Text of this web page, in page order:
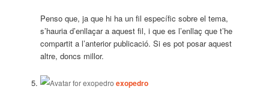
Penso que, ja que hi ha un fil específic sobre el tema,
s’hauria d’enllaçar a aquest fil, i que es l’enllaç que t’he
compartit a l’anterior publicació. Si es pot posar aquest
altre, doncs millor.
exopedrosays: